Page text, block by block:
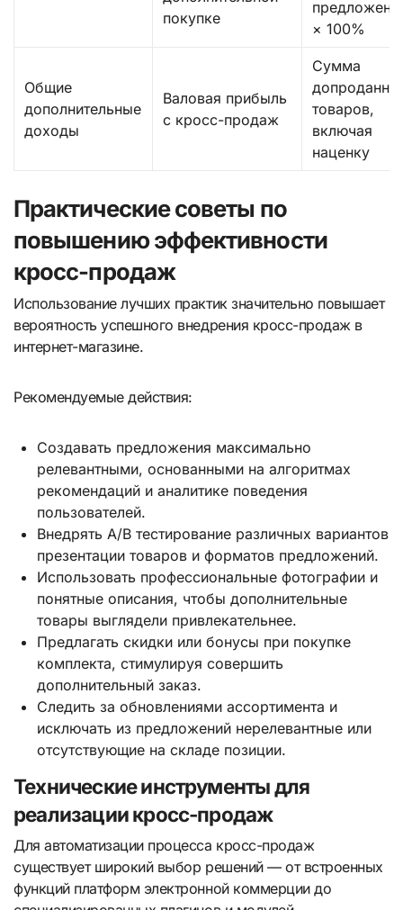
покупке
× 100%
Общие
дополнительные
доходы
Валовая прибыль
с кросс-продаж
Сумма
товаров,
включая
наценку
Практические советы по
повышению эффективности
кросс-продаж
Использование лучших практик значительно повышает
вероятность успешного внедрения кросс-продаж в
интернет-магазине.
Рекомендуемые действия:
Создавать предложения максимально
релевантными, основанными на алгоритмах
рекомендаций и аналитике поведения
пользователей.
Внедрять A/B тестирование различных вариантов
презентации товаров и форматов предложений.
Использовать профессиональные фотографии и
понятные описания, чтобы дополнительные
товары выглядели привлекательнее.
Предлагать скидки или бонусы при покупке
комплекта, стимулируя совершить
дополнительный заказ.
Следить за обновлениями ассортимента и
исключать из предложений нерелевантные или
отсутствующие на складе позиции.
Технические инструменты для
реализации кросс-продаж
Для автоматизации процесса кросс-продаж
существует широкий выбор решений — от встроенных
функций платформ электронной коммерции до